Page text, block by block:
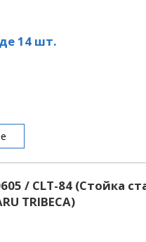
14 шт.
/ CLT-84 (Стойка
TRIBECA)